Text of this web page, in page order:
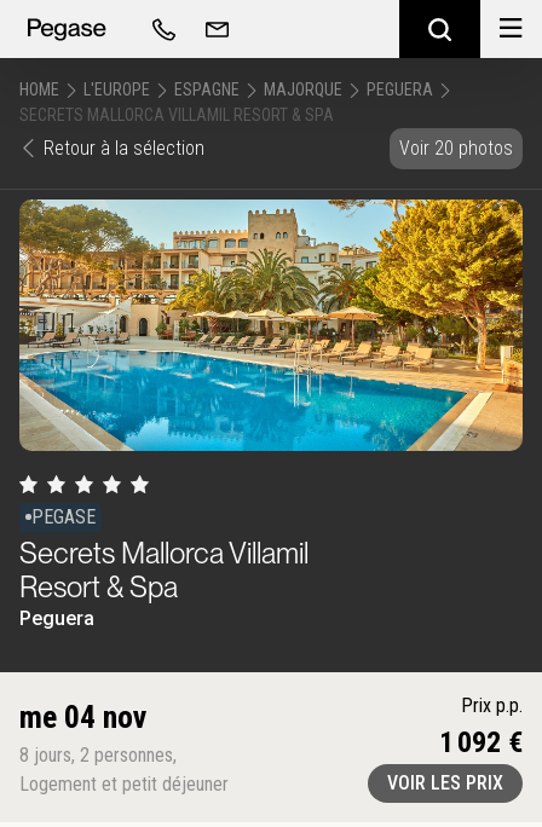
HOME L'EUROPE ESPAGNE MAJORQUE
PEGUERA
SECRETS MALLORCA VILLAMIL RESORT & SPA
Retour à la sélection Voir 20 photos
PEGASE
Secrets Mallorca Villamil
Resort & Spa
Peguera
me 04 nov
8 jours, 2 personnes,
Logement et petit déjeuner
Prix p.p.
1 092 €
VOIR LES PRIX